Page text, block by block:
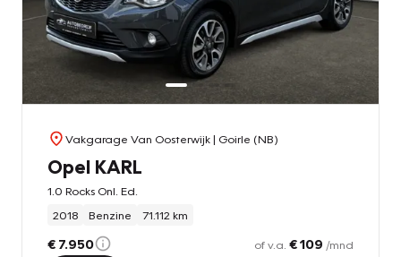
Vakgarage Van Oosterwijk| Goirle (NB)
Opel KARL
1.0 Rocks Onl. Ed.
2018
Benzine 71.112 km
€ 7.950 of v.a. € 109 /mnd